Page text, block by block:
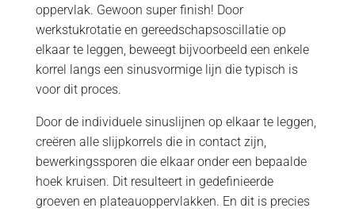
oppervlak. Gewoon super finish! Door
werkstukrotatie en gereedschapsoscillatie op
elkaar te leggen, beweegt bijvoorbeeld een enkele
korrel langs een sinusvormige lijn die typisch is
voor dit proces.
Door de individuele sinuslijnen op elkaar te leggen,
creëren alle slijpkorrels die in contact zijn,
bewerkingssporen die elkaar onder een bepaalde
hoek kruisen. Dit resulteert in gedefinieerde
groeven en plateauoppervlakken. En dit is precies